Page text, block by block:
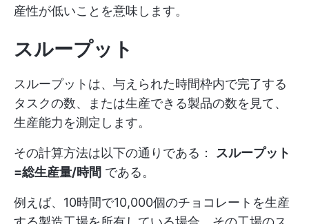
産性が低いことを意味します。
スループット
スループットは、与えられた時間枠内で完了する
タスクの数、または生産できる製品の数を見て、
生産能力を測定します。
その計算方法は以下の通りである： スループット
=総生産量/時間 である。
例えば、10時間で10,000個のチョコレートを生産